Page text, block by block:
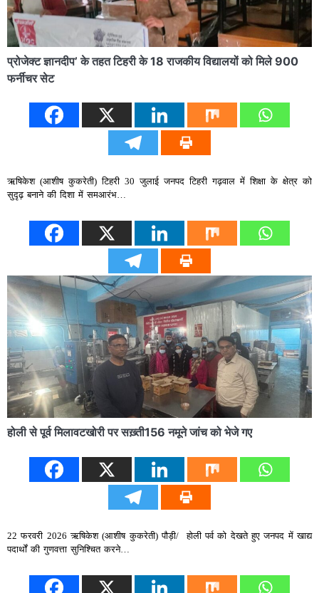
प्रोजेक्ट ज्ञानदीप’ के तहत टिहरी के 18 राजकीय विद्यालयों को मिले 900
फर्नीचर सेट
ऋषिकेश (आशीष कुकरेती) टिहरी 30 जुलाई जनपद टिहरी गढ़वाल में शिक्षा के क्षेत्र को
सुदृढ़ बनाने की दिशा में समआरंभ…
होली से पूर्व मिलावटखोरी पर सख़्ती156 नमूने जांच को भेजे गए
22 फरवरी 2026 ऋषिकेश (आशीष कुकरेती) पौड़ी/ होली पर्व को देखते हुए जनपद में खाद्य
पदार्थों की गुणवत्ता सुनिश्चित करने…